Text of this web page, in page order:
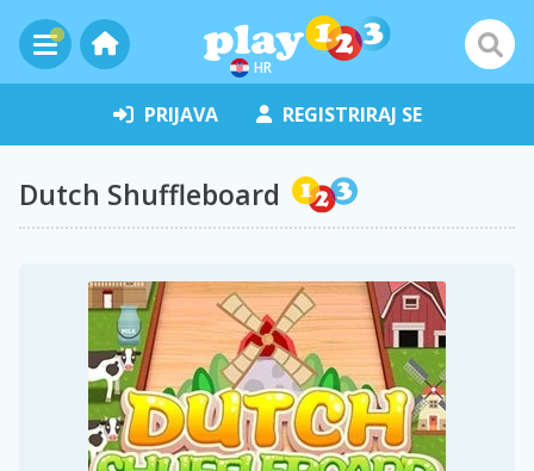
HR
PRIJAVA REGISTRIRAJ SE
Dutch Shuffleboard